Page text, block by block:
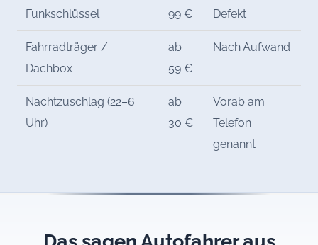
Funkschlüssel
99 €
Defekt
Fahrradträger /
Dachbox
ab
59 €
Nach Aufwand
Nachtzuschlag (22–6
Uhr)
ab
30 €
Vorab am
Telefon
genannt